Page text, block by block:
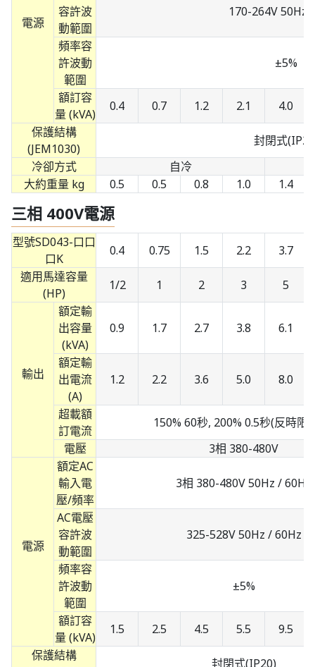
電源
容許波
動範圍
170-264V 50Hz
頻率容
許波動
範圍
±5%
額訂容
量 (kVA)
0.4 0.7 1.2 2.1
4.0
保護結構
(JEM1030)
封閉式
冷卻方式
自冷
大約重量 kg
0.5 0.5 0.8 1.0 1.4
三相 400V電源
型號SD043-口口
口K
0.4 0.75 1.5 2.2
3.7
適用馬達容量
(HP)
1/2 1 2 3 5
輸出
額定輸
出容量
(kVA)
0.9 1.7 2.7 3.8 6.1
額定輸
出電流
(A)
1.2 2.2 3.6 5.0 8.0
超載額
訂電流
150% 60秒, 200% 0.5秒(反時限
電壓
3相 380-480V
電源
額定AC
輸入電
壓/頻率
3相 380-480V 50Hz / 60Hz
AC電壓
容許波
動範圍
325-528V 50Hz / 60Hz
頻率容
許波動
範圍
±5%
額訂容
量 (kVA)
1.5 2.5 4.5 5.5
9.5
保護結構
封閉式(IP20)